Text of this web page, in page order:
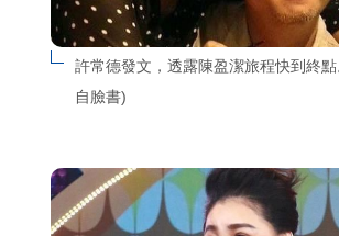
許常德發文，透露陳盈潔旅程快到終
自臉書)